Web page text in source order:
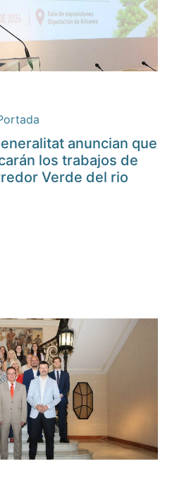
anuncian que
los trabajos de
Verde del rio